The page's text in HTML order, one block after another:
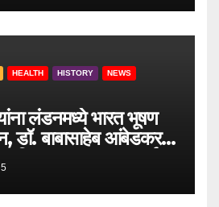
HEALTH HISTORY NEWS
लंडनमध्ये भारत भूषण
डॉ. बाबासाहेब आंबेडकर
भावपूर्ण